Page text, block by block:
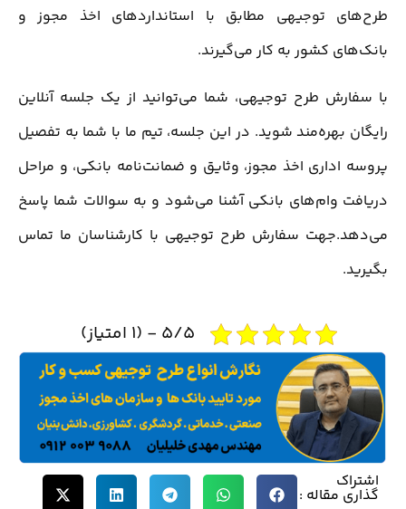
طرح‌های توجیهی مطابق با استانداردهای اخذ مجوز و
بانک‌های کشور به کار می‌گیرند.
با سفارش طرح توجیهی، شما می‌توانید از یک جلسه آنلاین
رایگان بهره‌مند شوید. در این جلسه، تیم ما با شما به تفصیل
پروسه اداری اخذ مجوز، وثایق و ضمانت‌نامه بانکی، و مراحل
دریافت وام‌های بانکی آشنا می‌شود و به سوالات شما پاسخ
می‌دهد.جهت سفارش طرح توجیهی با کارشناسان ما تماس
بگیرید.
5/5 - (1 امتیاز)
اشتراک
گذاری مقاله :